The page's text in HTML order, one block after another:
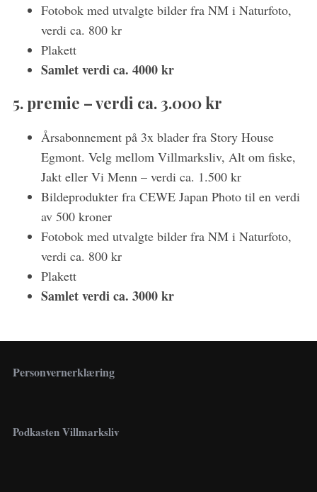
Fotobok med utvalgte bilder fra NM i Naturfoto,
verdi ca. 800 kr
Plakett
Samlet verdi ca. 4000 kr
5. premie – verdi ca. 3.000 kr
Årsabonnement på 3x blader fra Story House
Egmont. Velg mellom Villmarksliv, Alt om fiske,
Jakt eller Vi Menn – verdi ca. 1.500 kr
Bildeprodukter fra CEWE Japan Photo til en verdi
av 500 kroner
Fotobok med utvalgte bilder fra NM i Naturfoto,
verdi ca. 800 kr
Plakett
Samlet verdi ca. 3000 kr
Personvernerklæring
Podkasten Villmarksliv